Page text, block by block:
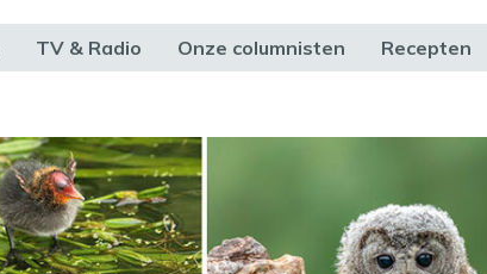
TV & Radio Onze columnisten Recepten